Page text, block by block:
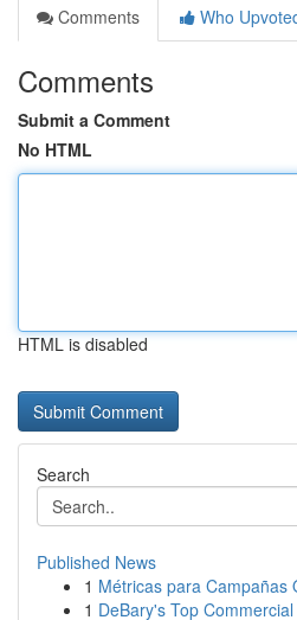
Comments
Who
Comments
Submit a Comment
No HTML
HTML is disabled
Search
Published News
1 Métricas para Campañas
1 DeBary's Top